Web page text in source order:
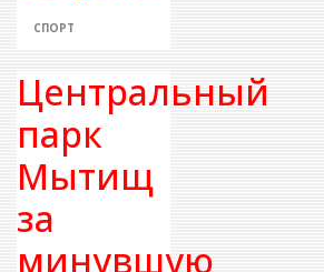
СПОРТ
Центральный
парк
Мытищ
за
минувшую